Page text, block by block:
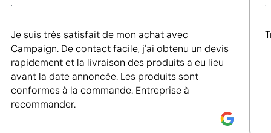
entreprises en matière de performance ESG.
.
Je suis très satisfait de mon achat avec
Campaign. De contact facile, j'ai obtenu un devis
rapidement et la livraison des produits a eu lieu
avant la date annoncée. Les produits sont
conformes à la commande. Entreprise à
recommander.
.